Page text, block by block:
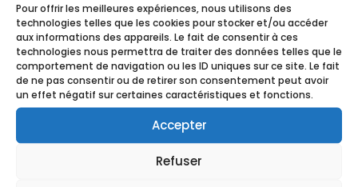
Pour offrir les meilleures expériences, nous utilisons des
technologies telles que les cookies pour stocker et/ou accéder
aux informations des appareils. Le fait de consentir à ces
technologies nous permettra de traiter des données telles que le
comportement de navigation ou les ID uniques sur ce site. Le fait
de ne pas consentir ou de retirer son consentement peut avoir
un effet négatif sur certaines caractéristiques et fonctions.
Accepter
Refuser
RECHERCHER